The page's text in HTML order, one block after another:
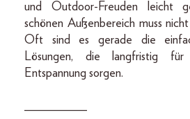
und Outdoor-Freuden leicht
schönen Außenbereich muss
Oft sind es gerade die
Lösungen, die langfristig
Entspannung sorgen.
__________